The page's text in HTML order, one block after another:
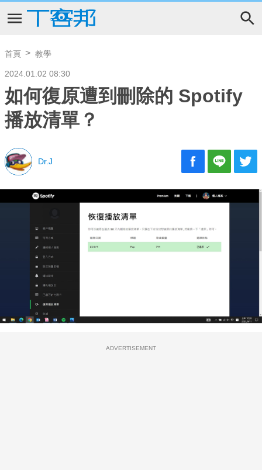
首頁 教學
2024.01.02 08:30
如何復原遭到刪除的 Spotify
播放清單？
Dr.J
ADVERTISEMENT